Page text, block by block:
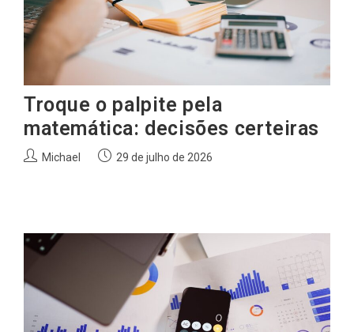
Troque o palpite pela
matemática: decisões certeiras
AutorMichael
Post29 de julho de 2026